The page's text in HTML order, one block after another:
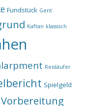
Fundstück Gent
Kaftan klassisch
Reisläufer
Spielgeld
Vorbereitung